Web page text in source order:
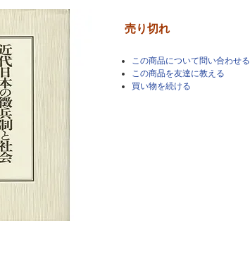
売り切れ
この商品について問い合わせる
この商品を友達に教える
買い物を続ける